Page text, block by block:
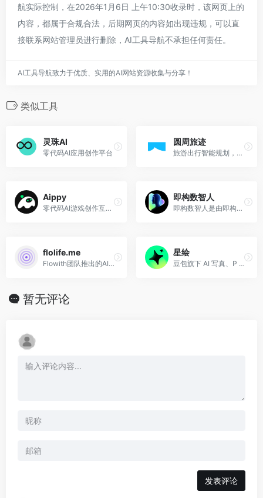
航实际控制，在2026年1月6日 上午10:30收录时，该网页上的
内容，都属于合规合法，后期网页的内容如出现违规，可以直
接联系网站管理员进行删除，AI工具导航不承担任何责任。
AI工具导航致力于优质、实用的AI网站资源收集与分享！
类似工具
灵珠AI
零代码AI应用创作平台
圆周旅迹
旅游出行智能规划，行程攻略AI助手
Aippy
零代码AI游戏创作互动社区，TikTok式滑动体验游戏
即构数智人
即构数智人是由即构科技推出的AI虚拟数字人视频创作平台，支持数字人形象定制、短视频创作、数字人直播等。
flolife.me
Flowith团队推出的AI人生模拟器
星绘
豆包旗下 AI 写真、P 图、换装和视频生成
暂无评论
发表评论